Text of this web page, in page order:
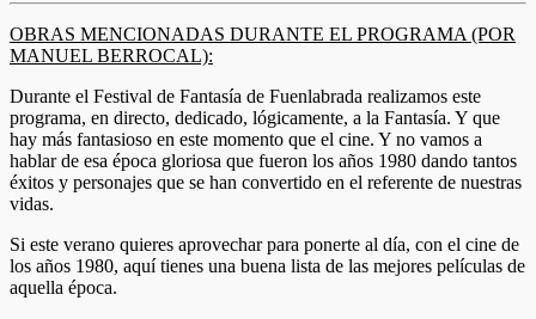
OBRAS MENCIONADAS DURANTE EL PROGRAMA (POR
MANUEL BERROCAL):
Durante el Festival de Fantasía de Fuenlabrada realizamos este
programa, en directo, dedicado, lógicamente, a la Fantasía. Y que
hay más fantasioso en este momento que el cine. Y no vamos a
hablar de esa época gloriosa que fueron los años 1980 dando tantos
éxitos y personajes que se han convertido en el referente de nuestras
vidas.
Si este verano quieres aprovechar para ponerte al día, con el cine de
los años 1980, aquí tienes una buena lista de las mejores películas de
aquella época.